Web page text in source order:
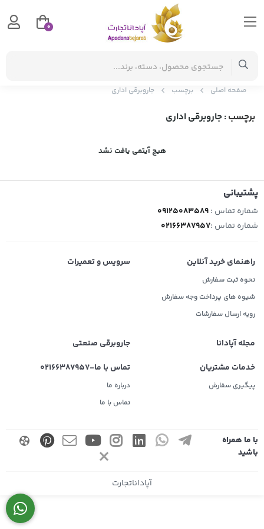
صفحه اصلی برچسب جاروبرقی اداری
برچسب: جاروبرقی اداری
هیچ آیتمی یافت نشد
پشتیبانی
شماره تماس :09125083589
شماره تماس :02166387957
راهنمای خرید آنلاین
نحوه ثبت سفارش
شیوه های پرداخت وجه سفارش
رویه ارسال سفارشات
سرویس و تعمیرات
مجله آپادانا
جاروبرقی صنعتی
خدمات مشتریان
پیگیری سفارش
تماس با ما-02166387957
درباره ما
تماس با ما
با ما همراه
باشید
آپاداناتجارت
0